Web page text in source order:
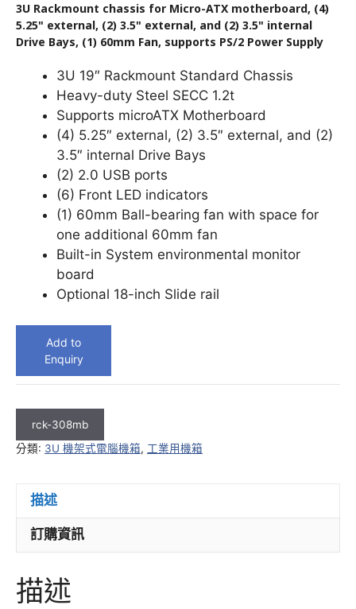
3U Rackmount chassis for Micro-ATX motherboard, (4)
5.25" external, (2) 3.5" external, and (2) 3.5" internal
Drive Bays, (1) 60mm Fan, supports PS/2 Power Supply
3U 19″ Rackmount Standard Chassis
Heavy-duty Steel SECC 1.2t
Supports microATX Motherboard
(4) 5.25″ external, (2) 3.5″ external, and (2)
3.5″ internal Drive Bays
(2) 2.0 USB ports
(6) Front LED indicators
(1) 60mm Ball-bearing fan with space for
one additional 60mm fan
Built-in System environmental monitor
board
Optional 18-inch Slide rail
Add to
Enquiry
rck-308mb
分類: 3U 機架式電腦機箱, 工業用機箱
描述
訂購資訊
描述